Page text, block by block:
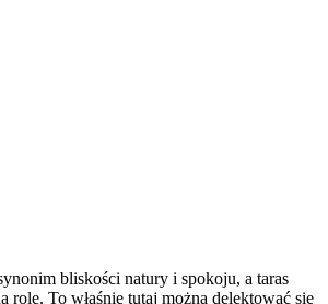
bliskości natury i spokoju, a taras
rolę. To właśnie tutaj można delektować się